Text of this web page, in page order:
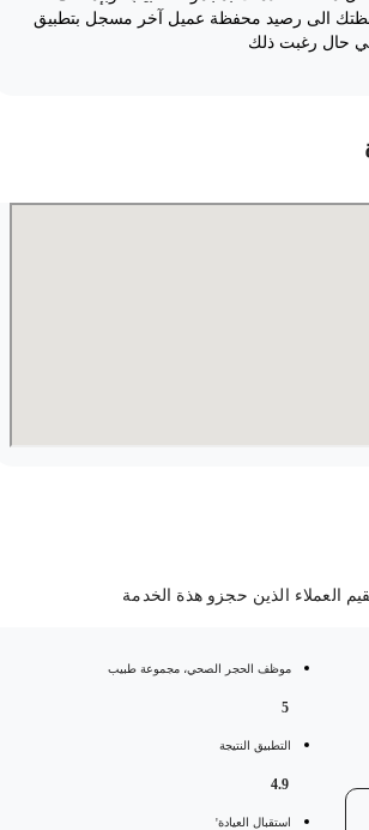
الى رصيد محفظة عميل آخر مسجل بتطبيق
رغبت ذلك
العملاء الذين حجزو هذة الخدمة
موظف الحجر الصحي، مجموعة طبيب
التطبيق النتيجة
استقبال العيادة'